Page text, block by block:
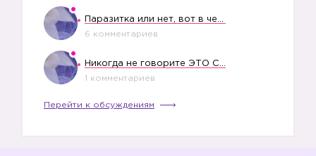
6 комментариев
1 комментариев
Перейти к обсуждениям